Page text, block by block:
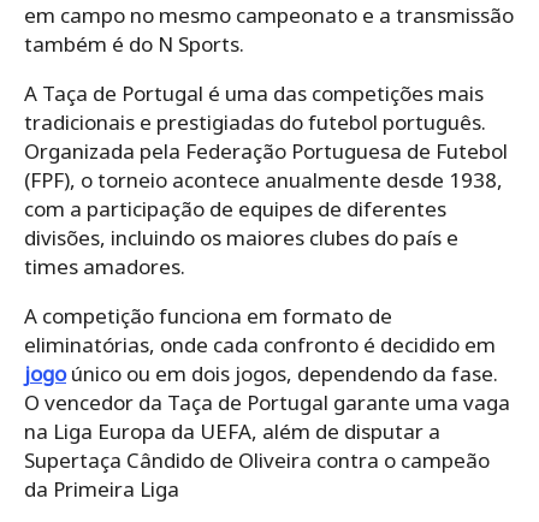
em campo no mesmo campeonato e a transmissão
também é do N Sports.
A Taça de Portugal é uma das competições mais
tradicionais e prestigiadas do futebol português.
Organizada pela Federação Portuguesa de Futebol
(FPF), o torneio acontece anualmente desde 1938,
com a participação de equipes de diferentes
divisões, incluindo os maiores clubes do país e
times amadores.
A competição funciona em formato de
eliminatórias, onde cada confronto é decidido em
jogoúnico ou em dois jogos, dependendo da fase.
O vencedor da Taça de Portugal garante uma vaga
na Liga Europa da UEFA, além de disputar a
Supertaça Cândido de Oliveira contra o campeão
da Primeira Liga